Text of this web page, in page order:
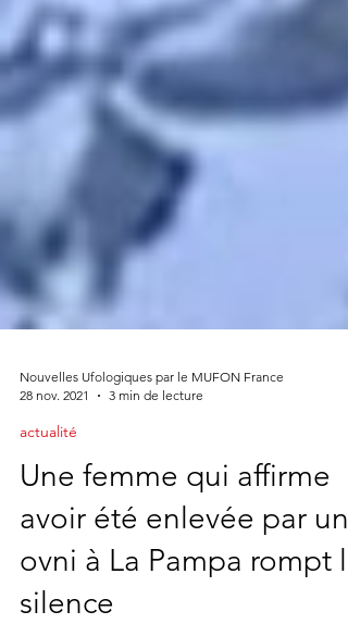
Nouvelles Ufologiques par le MUFON France
28 nov. 2021
3 min de lecture
actualité
Une femme qui affirme
avoir été enlevée par un